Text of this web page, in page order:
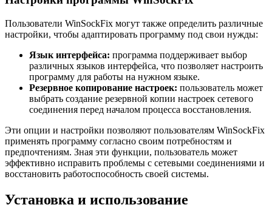
Пользователи WinSockFix могут также определить различные
настройки, чтобы адаптировать программу под свои нужды:
Язык интерфейса: программа поддерживает выбор
различных языков интерфейса, что позволяет настроить
программу для работы на нужном языке.
Резервное копирование настроек: пользователь может
выбрать создание резервной копии настроек сетевого
соединения перед началом процесса восстановления.
Эти опции и настройки позволяют пользователям WinSockFix
применять программу согласно своим потребностям и
предпочтениям. Зная эти функции, пользователь может
эффективно исправить проблемы с сетевыми соединениями и
восстановить работоспособность своей системы.
Установка и использование